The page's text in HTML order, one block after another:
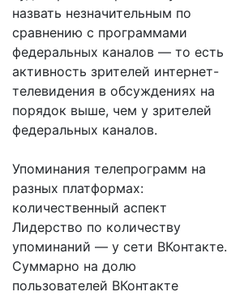
назвать незначительным по
сравнению с программами
федеральных каналов — то есть
активность зрителей интернет-
телевидения в обсуждениях на
порядок выше, чем у зрителей
федеральных каналов.
Упоминания телепрограмм на
разных платформах:
количественный аспект
Лидерство по количеству
упоминаний — у сети ВКонтакте.
Суммарно на долю
пользователей ВКонтакте